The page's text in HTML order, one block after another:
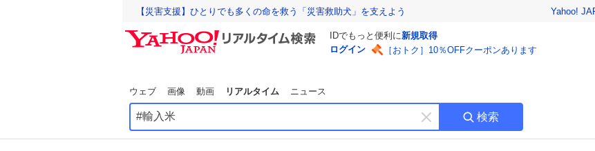
【災害支援】ひとりでも多くの命を救う「災害救助犬」を支えよう Yahoo!
IDでもっと便利に新規取得
ログイン
［おトク］10％OFFクーポンあります
ウェブ 画像 動画 リアルタイム ニュース
キ
ー
検索